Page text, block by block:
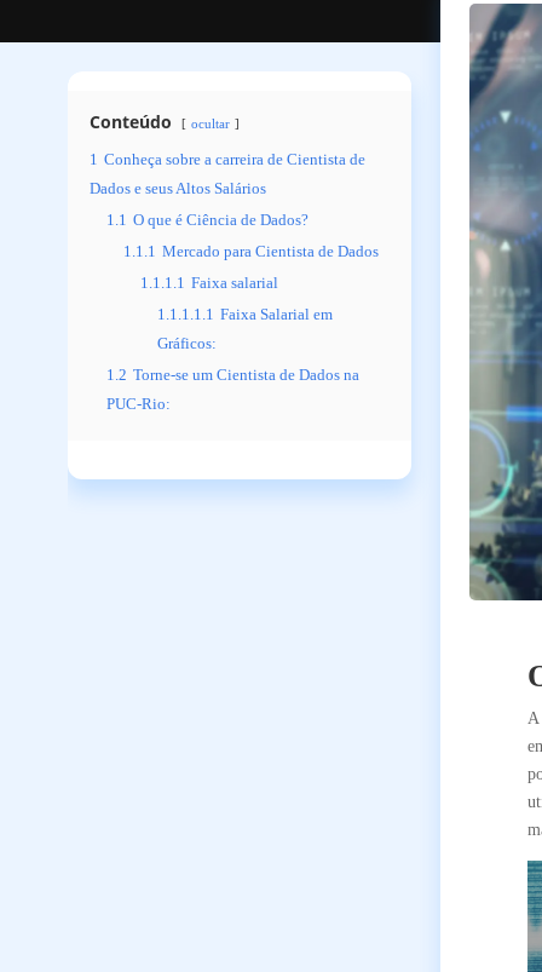
Conteúdo ocultar
1 Conheça sobre a carreira de Cientista de
Dados e seus Altos Salários
1.1 O que é Ciência de Dados?
1.1.1 Mercado para Cientista de Dados
1.1.1.1 Faixa salarial
1.1.1.1.1 Faixa Salarial em
Gráficos:
1.2 Torne-se um Cientista de Dados na
PUC-Rio:
A